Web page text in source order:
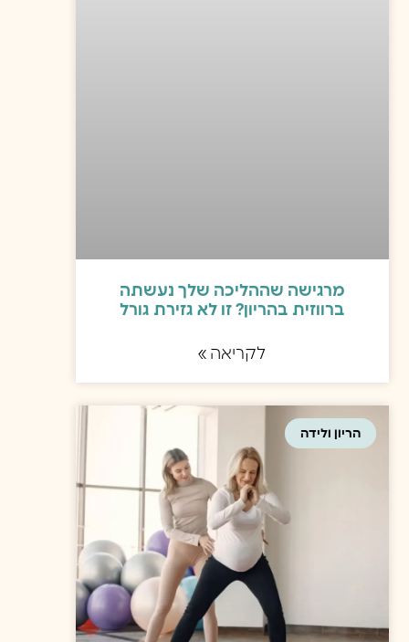
מרגישה שההליכה שלך נעשתה
ברווזית בהריון? זו לא גזירת גורל
לקריאה »
הריון ולידה